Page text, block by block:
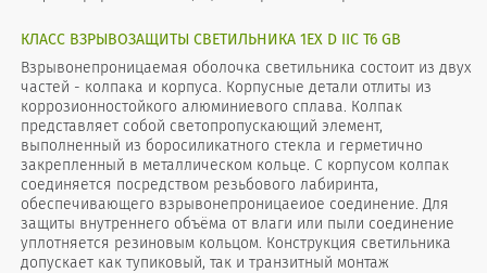
КЛАСС ВЗРЫВОЗАЩИТЫ СВЕТИЛЬНИКА 1EX D IIС T6 GB
Взрывонепроницаемая оболочка светильника состоит из двух
частей - колпака и корпуса. Корпусные детали отлиты из
коррозионностойкого алюминиевого сплава. Колпак
представляет собой светопропускающий элемент,
выполненный из боросиликатного стекла и герметично
закрепленный в металлическом кольце. С корпусом колпак
соединяется посредством резьбового лабиринта,
обеспечивающего взрывонепроницаеиое соединение. Для
защиты внутреннего объёма от влаги или пыли соединение
уплотняется резиновым кольцом. Конструкция светильника
допускает как тупиковый, так и транзитный монтаж